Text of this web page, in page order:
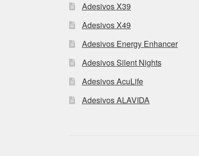
Adesivos X39
Adesivos X49
Adesivos Energy Enhancer
Adesivos Silent Nights
Adesivos AcuLife
Adesivos ALAVIDA